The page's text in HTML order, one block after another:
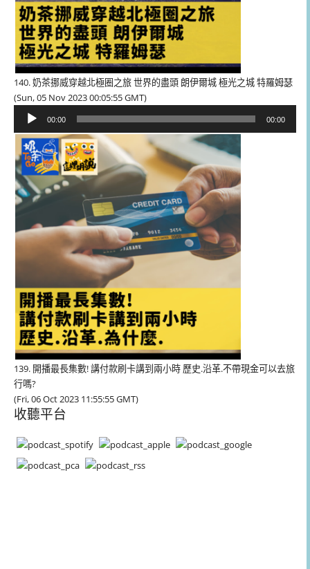
140. 奶茶挪威穿越北極圈之旅 世界的盡頭 朗伊爾城 極光之城 特羅姆瑟
(Sun, 05 Nov 2023 00:05:55 GMT)
播
放
器
00:00 00:00
139. 開播最長集數! 講付款刷卡講到兩小時 歷史.沿革.不帶現金可以去旅
行嗎?
(Fri, 06 Oct 2023 11:55:55 GMT)
收聽平台